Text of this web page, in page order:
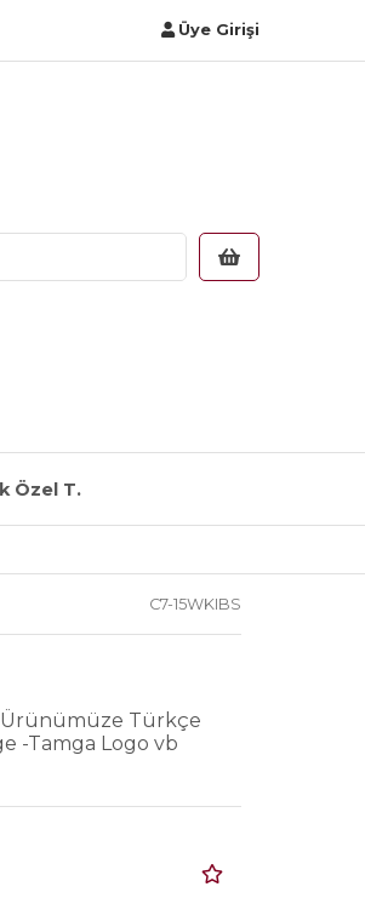
Üye Girişi
Özel T.
C7-15WKIBS
Ürünümüze Türkçe
-Tamga Logo vb